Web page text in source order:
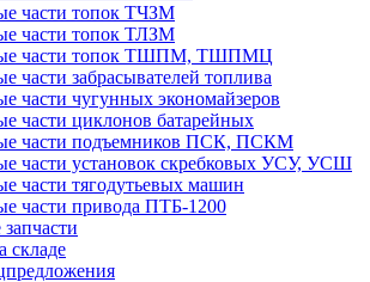
части топок ТЧЗМ
части топок ТЛЗМ
части топок ТШПМ, ТШПМЦ
части забрасывателей топлива
части чугунных экономайзеров
части циклонов батарейных
части подъемников ПСК, ПСКМ
части установок скребковых УСУ, УСШ
части тягодутьевых машин
части привода ПТБ-1200
складе